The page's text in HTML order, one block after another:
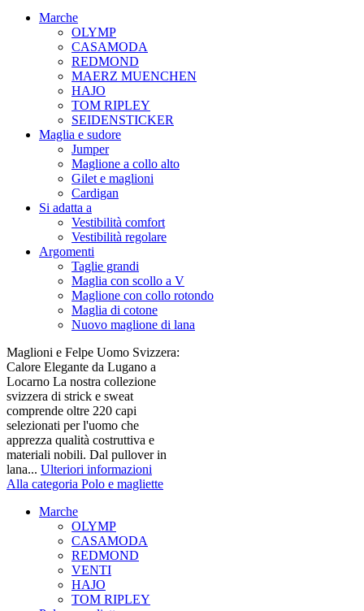
Marche
OLYMP
CASAMODA
REDMOND
MAERZ MUENCHEN
HAJO
TOM RIPLEY
SEIDENSTICKER
Maglia e sudore
Jumper
Maglione a collo alto
Gilet e maglioni
Cardigan
Si adatta a
Vestibilità comfort
Vestibilità regolare
Argomenti
Taglie grandi
Maglia con scollo a V
Maglione con collo rotondo
Maglia di cotone
Nuovo maglione di lana
Maglioni e Felpe Uomo Svizzera:
Calore Elegante da Lugano a
Locarno La nostra collezione
svizzera di strick e sweat
comprende oltre 220 capi
selezionati per l'uomo che
apprezza qualità costruttiva e
materiali nobili. Dal pullover in
lana... Ulteriori informazioni
Alla categoria Polo e magliette
Marche
OLYMP
CASAMODA
REDMOND
VENTI
HAJO
TOM RIPLEY